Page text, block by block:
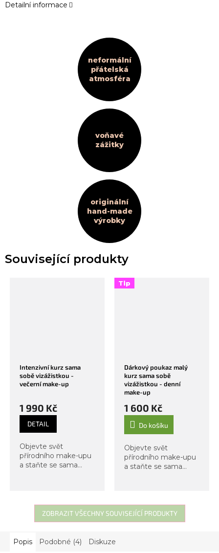
Detailní informace
neformální
přátelská
atmosféra
voňavé
zážitky
originální
hand-made
výrobky
Související produkty
Intenzivní kurz sama
sobě vizážistkou -
večerní make-up
1 990 Kč
DETAIL
Objevte svět
přírodního make-upu
a staňte se sama
ale i na večerní
techniky, které
Tip
Dárkový poukaz malý
kurz sama sobě
vizážistkou - denní
make-up
1 600 Kč
Do košíku
Objevte svět
přírodního make-upu
a staňte se sama
na techniky rychlého
denního líčení, které
vás rozzáří dodají
ZOBRAZIT VŠECHNY SOUVISEJÍCÍ PRODUKTY
Popis Podobné (4) Diskuze